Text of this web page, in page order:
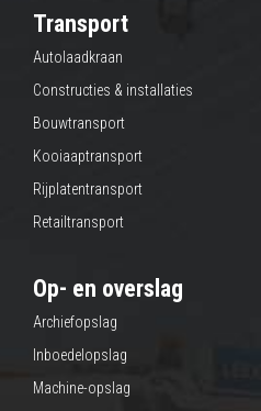
Transport
Autolaadkraan
Constructies & installaties
Bouwtransport
Kooiaaptransport
Rijplatentransport
Retailtransport
Op- en overslag
Archiefopslag
Inboedelopslag
Machine-opslag